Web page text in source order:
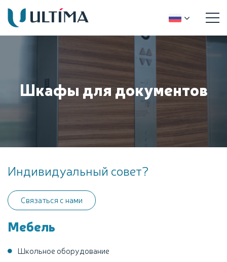
Шкафы для документов
Мебель
Школьное оборудование
Индивидуальный совет?
Связаться с нами